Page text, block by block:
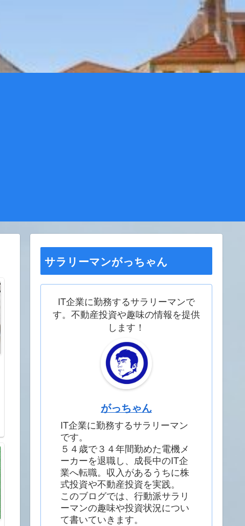
サラリーマンがっちゃん
IT企業に勤務するサラリーマンで
す。不動産投資や趣味の情報を提供
します！
がっちゃん
IT企業に勤務するサラリーマン
です。
５４歳で３４年間勤めた電機メ
ーカーを退職し、成長中のIT企
業へ転職。収入があるうちに株
式投資や不動産投資を実践。
このブログでは、行動派サラリ
ーマンの趣味や投資状況につい
て書いていきます。